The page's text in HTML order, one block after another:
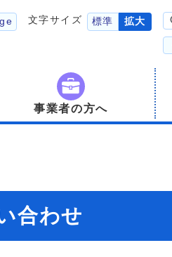
文字サイズ 標準 拡大
事業者の方へ
合わせ